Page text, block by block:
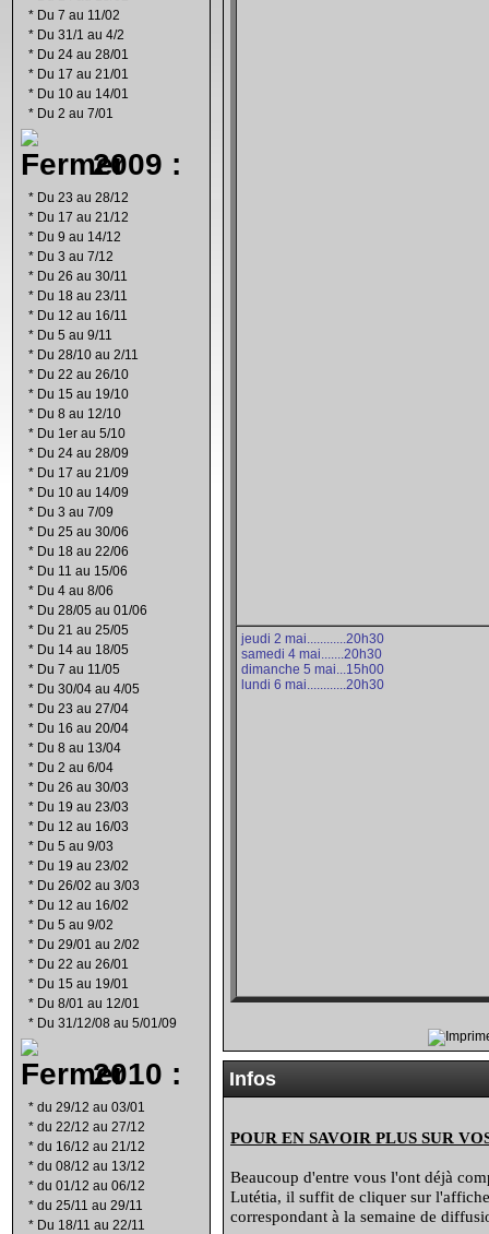
* Du 7 au 11/02
* Du 31/1 au 4/2
* Du 24 au 28/01
* Du 17 au 21/01
* Du 10 au 14/01
* Du 2 au 7/01
2009 :
* Du 23 au 28/12
* Du 17 au 21/12
* Du 9 au 14/12
* Du 3 au 7/12
* Du 26 au 30/11
* Du 18 au 23/11
* Du 12 au 16/11
* Du 5 au 9/11
* Du 28/10 au 2/11
* Du 22 au 26/10
* Du 15 au 19/10
* Du 8 au 12/10
* Du 1er au 5/10
* Du 24 au 28/09
* Du 17 au 21/09
* Du 10 au 14/09
* Du 3 au 7/09
* Du 25 au 30/06
* Du 18 au 22/06
* Du 11 au 15/06
* Du 4 au 8/06
* Du 28/05 au 01/06
* Du 21 au 25/05
* Du 14 au 18/05
* Du 7 au 11/05
* Du 30/04 au 4/05
* Du 23 au 27/04
* Du 16 au 20/04
* Du 8 au 13/04
* Du 2 au 6/04
* Du 26 au 30/03
* Du 19 au 23/03
* Du 12 au 16/03
* Du 5 au 9/03
* Du 19 au 23/02
* Du 26/02 au 3/03
* Du 12 au 16/02
* Du 5 au 9/02
* Du 29/01 au 2/02
* Du 22 au 26/01
* Du 15 au 19/01
* Du 8/01 au 12/01
* Du 31/12/08 au 5/01/09
2010 :
* du 29/12 au 03/01
* du 22/12 au 27/12
* du 16/12 au 21/12
* du 08/12 au 13/12
* du 01/12 au 06/12
* du 25/11 au 29/11
* Du 18/11 au 22/11
jeudi 2 mai............20h30
samedi 4 mai.......20h30
dimanche 5 mai...15h00
lundi 6 mai............20h30
Infos
POUR EN SAVOIR PLUS SUR
Beaucoup d'entre vous l'ont déjà
Lutétia, il suffit de cliquer sur l'affiche
correspondant à la semaine de